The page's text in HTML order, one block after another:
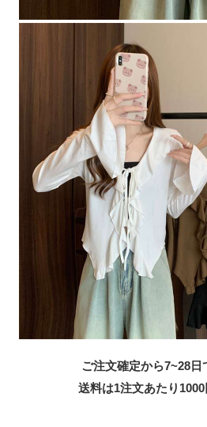
ご注文確定から7~28日
送料は1注文あたり 1000